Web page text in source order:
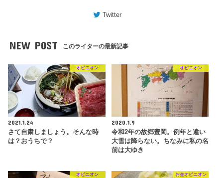
Twitter
NEW POST このライターの最新記事
オピニオン
2021.1.24
さて自粛しましょう。そんな時
は？おうちで？
オピニオン
2020.1.9
令和2年の故郷豊岡。例年と違い
大雪は降らない。ちなみに私の名
前は大ゆき
オピニオン お金オピニオン